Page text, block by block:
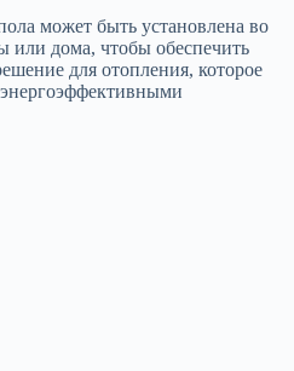
может быть установлена во
или дома, чтобы обеспечить
для отопления, которое